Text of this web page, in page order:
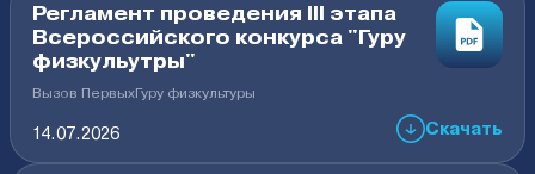
Регламент проведения III этапа
Всероссийского конкурса "Гуру
физкульутры"
Вызов ПервыхГуру физкультуры
14.07.2026 Скачать